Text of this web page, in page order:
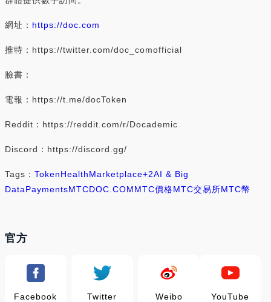
網址： https://doc.com
推特：https://twitter.com/doc_comofficial
臉書：
電報：https://t.me/docToken
Reddit：https://reddit.com/r/Docademic
Discord：https://discord.gg/
Tags： TokenHealthMarketplace+2AI & Big
DataPaymentsMTCDOC.COMMTC價格MTC交易所MTC幣
官方
Facebook Twitter Weibo YouTube